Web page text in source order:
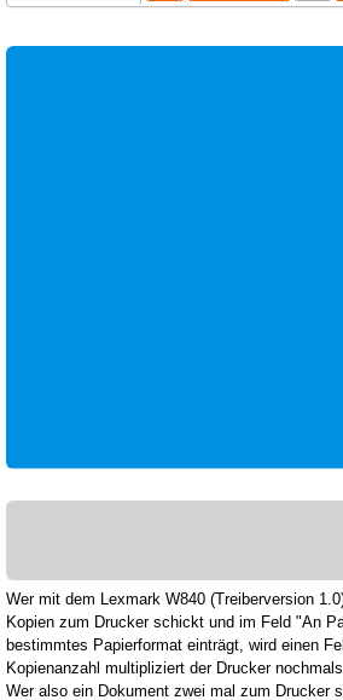
Wer mit dem Lexmark W840 (Treiberversion
Kopien zum Drucker schickt und im Feld "An
bestimmtes Papierformat einträgt, wird einen
Kopienanzahl multipliziert der Drucker
Wer also ein Dokument zwei mal zum Drucker